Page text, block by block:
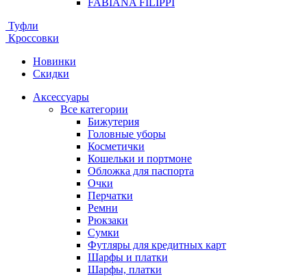
FABIANA FILIPPI
Туфли
Кроссовки
Новинки
Скидки
Аксессуары
Все категории
Бижутерия
Головные уборы
Косметички
Кошельки и портмоне
Обложка для паспорта
Очки
Перчатки
Ремни
Рюкзаки
Сумки
Футляры для кредитных карт
Шарфы и платки
Шарфы, платки